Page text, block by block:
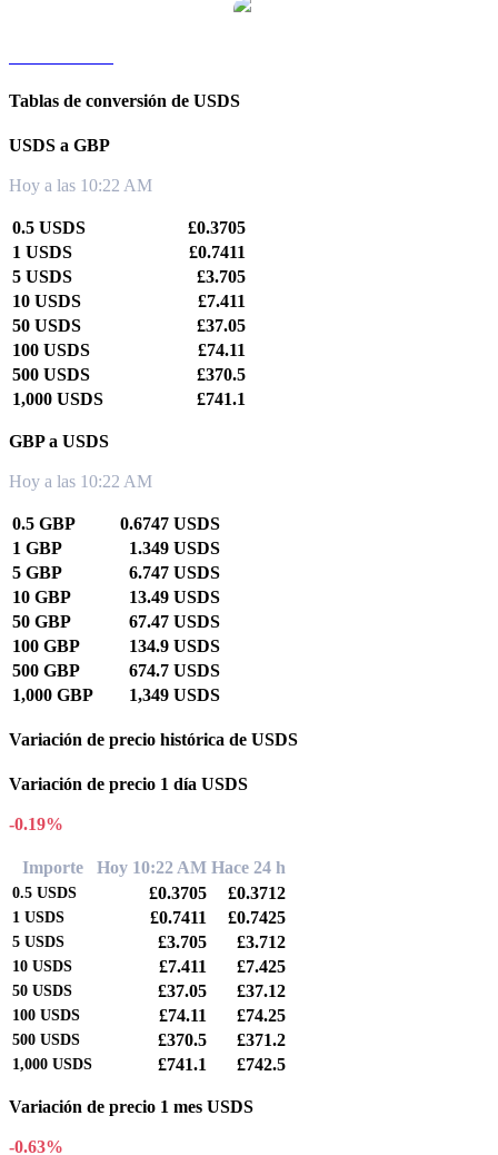
Tablas de conversión de USDS
USDS a GBP
Hoy a las 10:22 AM
0.5 USDS
£0.3705
1 USDS
£0.7411
5 USDS
£3.705
10 USDS
£7.411
50 USDS
£37.05
100 USDS
£74.11
500 USDS
£370.5
1,000 USDS
£741.1
GBP a USDS
Hoy a las 10:22 AM
0.5 GBP
0.6747 USDS
1 GBP
1.349 USDS
5 GBP
6.747 USDS
10 GBP
13.49 USDS
50 GBP
67.47 USDS
100 GBP
134.9 USDS
500 GBP
674.7 USDS
1,000 GBP
1,349 USDS
Variación de precio histórica de USDS
Variación de precio 1 día USDS
-0.19%
Importe Hoy 10:22 AM Hace 24 h
0.5 USDS £0.3705 £0.3712
1 USDS £0.7411 £0.7425
5 USDS £3.705 £3.712
10 USDS £7.411 £7.425
50 USDS £37.05 £37.12
100 USDS £74.11 £74.25
500 USDS £370.5 £371.2
1,000 USDS £741.1 £742.5
Variación de precio 1 mes USDS
-0.63%